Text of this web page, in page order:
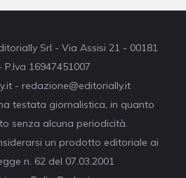
Srl - Via Assisi 21 - 00181
P.Iva 16947451007
- redazione@editorially.it
testata giornalistica, in quanto
senza alcuna periodicità.
un prodotto editoriale ai
n. 62 del 07.03.2001